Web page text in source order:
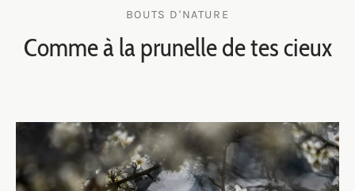
BOUTS D'NATURE
Comme à la prunelle de tes cieux